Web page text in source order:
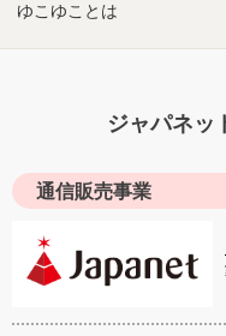
ゆこゆことは
ジャパネッ
通信販売事業